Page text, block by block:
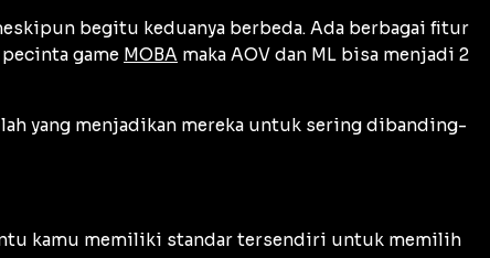
begitu keduanya berbeda. Ada berbagai fitur
game MOBA maka AOV dan ML bisa menjadi 2
yang menjadikan mereka untuk sering dibanding-
kamu memiliki standar tersendiri untuk memilih